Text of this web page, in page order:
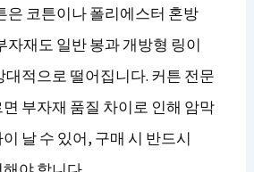
은 코튼이나 폴리에스터 혼방
자재도 일반 봉과 개방형 링이
대적으로 떨어집니다. 커튼 전문
부자재 품질 차이로 인해 암막
날 수 있어, 구매 시 반드시